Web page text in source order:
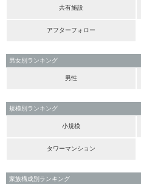
共有施設
アフターフォロー
男女別ランキング
男性
規模別ランキング
小規模
タワーマンション
家族構成別ランキング